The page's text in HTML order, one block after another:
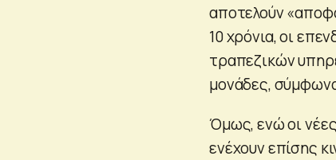
αποτελούν
10 χρόνια, οι
τραπεζικών
μονάδες,
Όμως, ενώ οι
ενέχουν επίσης